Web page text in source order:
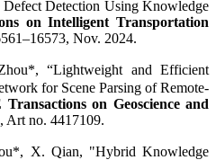
Detection Using Knowledge
on Intelligent Transportation
Nov. 2024.
“Lightweight and Efficient
for Scene Parsing of Remote-
on Geoscience and
Art no. 4417109.
X. Qian, "Hybrid Knowledge